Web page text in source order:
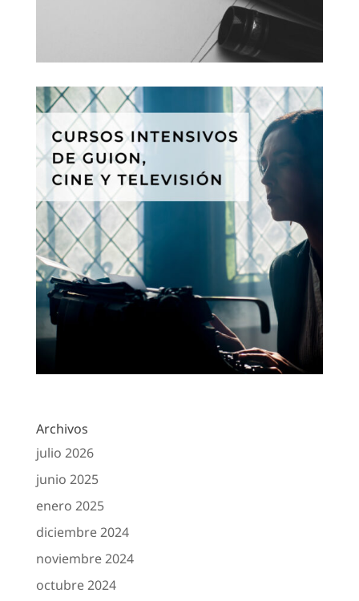
Archivos
julio 2026
junio 2025
enero 2025
diciembre 2024
noviembre 2024
octubre 2024